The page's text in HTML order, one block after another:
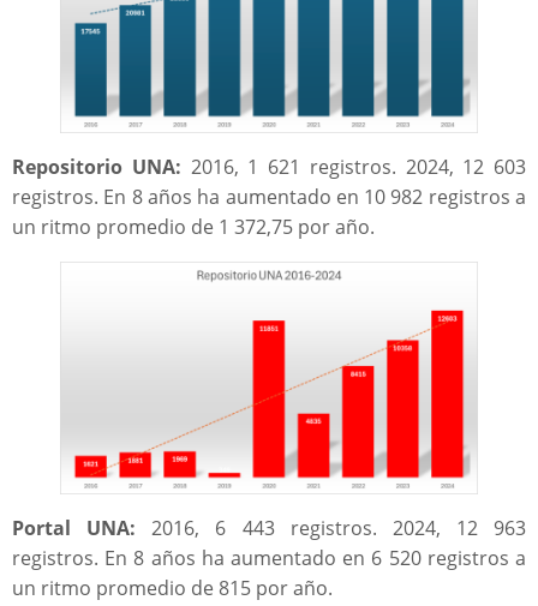
Repositorio UNA: 2016, 1 621 registros. 2024, 12 603
registros. En 8 años ha aumentado en 10 982 registros a
un ritmo promedio de 1 372,75 por año.
Portal UNA: 2016, 6 443 registros. 2024, 12 963
registros. En 8 años ha aumentado en 6 520 registros a
un ritmo promedio de 815 por año.